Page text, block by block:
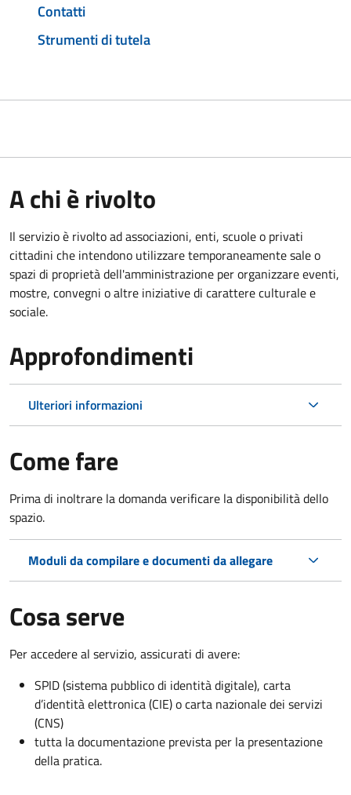
Contatti
Strumenti di tutela
A chi è rivolto
Il servizio è rivolto ad associazioni, enti, scuole o privati
cittadini che intendono utilizzare temporaneamente sale o
spazi di proprietà dell'amministrazione per organizzare eventi,
mostre, convegni o altre iniziative di carattere culturale e
sociale.
Approfondimenti
Ulteriori informazioni
Come fare
Prima di inoltrare la domanda verificare la disponibilità dello
spazio.
Moduli da compilare e documenti da allegare
Cosa serve
Per accedere al servizio, assicurati di avere:
SPID (sistema pubblico di identità digitale), carta
d’identità elettronica (CIE) o carta nazionale dei servizi
(CNS)
tutta la documentazione prevista per la presentazione
della pratica.